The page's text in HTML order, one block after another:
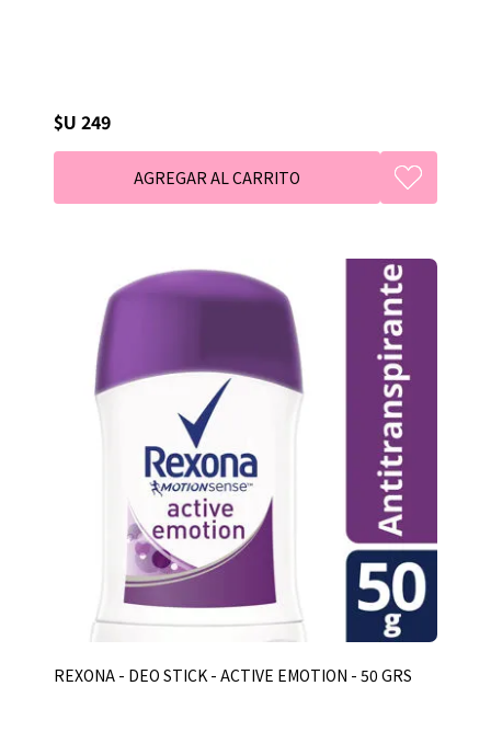
$U 249
REXONA - DEO STICK - ACTIVE EMOTION - 50 GRS